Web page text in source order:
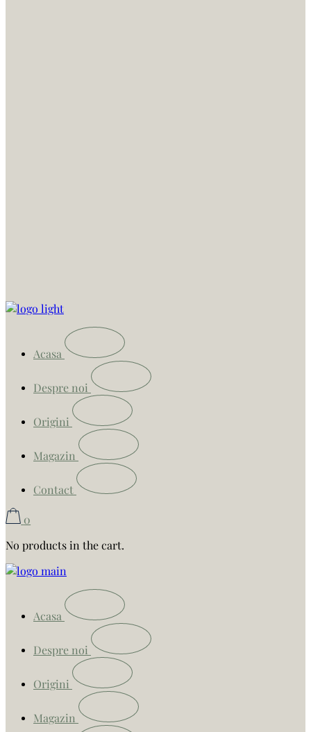
Acasa
Despre noi
Origini
Magazin
Contact
0
No products in the cart.
Acasa
Despre noi
Origini
Magazin